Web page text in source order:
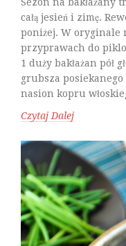
całą jesień i zimę.
poniżej. W oryginale
przyprawach do
1 duży bakłażan pół
grubsza posiekanego
nasion kopru
Czytaj Dalej